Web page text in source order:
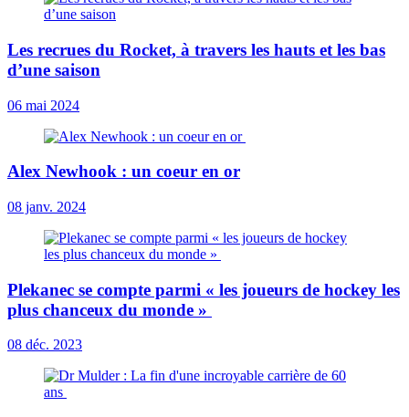
Les recrues du Rocket, à travers les hauts et les bas
d’une saison
06 mai 2024
Alex Newhook : un coeur en or
08 janv. 2024
Plekanec se compte parmi « les joueurs de hockey les
plus chanceux du monde »
08 déc. 2023